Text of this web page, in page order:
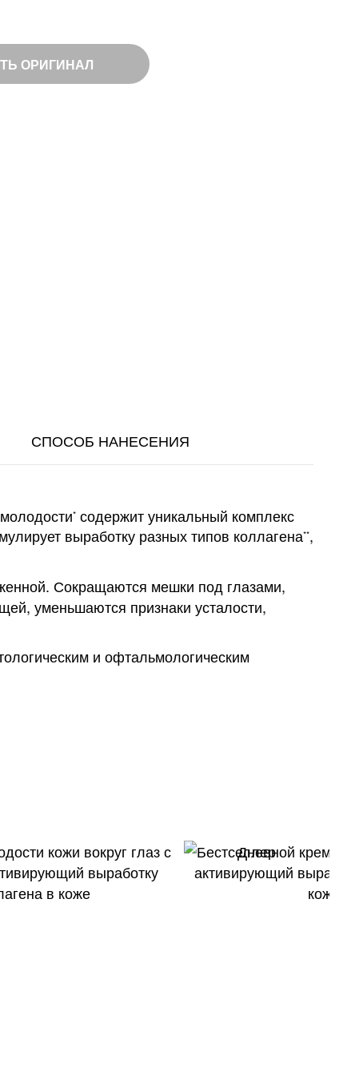
ОРИГИНАЛ
СПОСОБ НАНЕСЕНИЯ
* содержит уникальный комплекс
выработку разных типов коллагена**,
Сокращаются мешки под глазами,
уменьшаются признаки усталости,
и офтальмологическим